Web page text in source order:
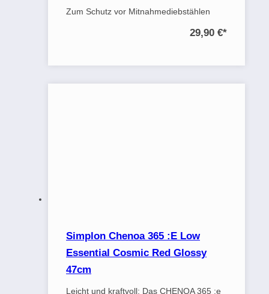
Zum Schutz vor Mitnahmediebstählen
29,90 €*
Simplon Chenoa 365 :E Low
Essential Cosmic Red Glossy
47cm
Leicht und kraftvoll: Das CHENOA 365 :e